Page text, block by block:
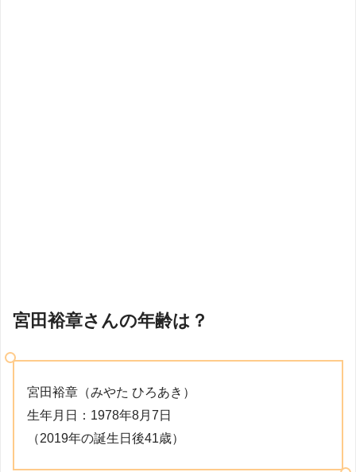
宮田裕章さんの年齢は？
宮田裕章（みやた ひろあき）
生年月日：1978年8月7日
（2019年の誕生日後41歳）